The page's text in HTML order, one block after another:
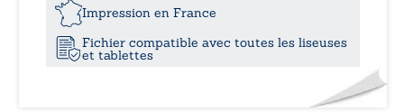
Zahra Impression en France
Fichier compatible avec toutes les liseuses
et tablettes